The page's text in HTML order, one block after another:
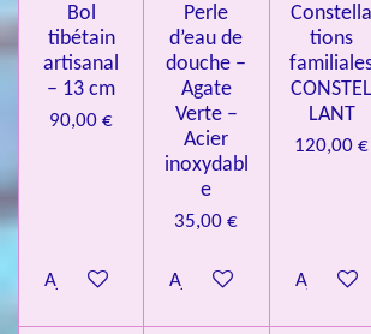
t
l
Bol
tibétain
artisanal
– 13 cm
90,00 €
Ajouter au panier
Perle
d’eau de
douche –
Agate
Verte –
Acier
inoxydabl
e
35,00 €
Ajouter au panier
Constella
tions
CONSTEL
LANT
120,00 €
Ajouter